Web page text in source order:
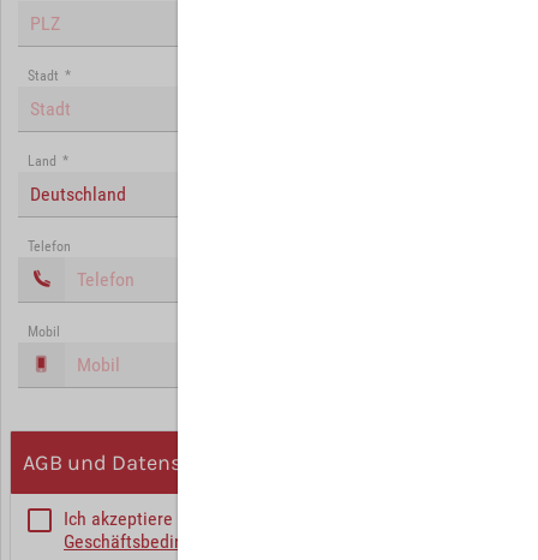
Stadt *
Land *
Deutschland
Telefon
Mobil
AGB und Datenschutz
Ich akzeptiere die
Geschäftsbedingungen